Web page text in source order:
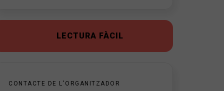
LECTURA FÀCIL
CONTACTE DE L'ORGANITZADOR